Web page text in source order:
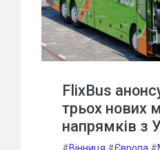
FlixBus
трьох нових
напрямків з
#Вінниця #Європа #